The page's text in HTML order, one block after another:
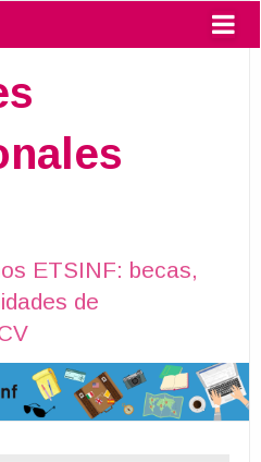
ETSINF: becas,
de